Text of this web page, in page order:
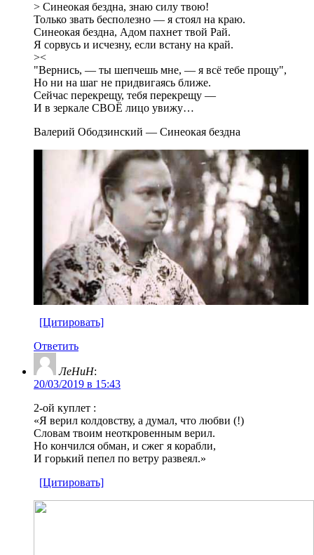
> Синеокая бездна, знаю силу твою!
Только звать бесполезно — я стоял на краю.
Синеокая бездна, Адом пахнет твой Рай.
Я сорвусь и исчезну, если встану на край.
><
"Вернись, — ты шепчешь мне, — я всё тебе прощу",
Но ни на шаг не придвигаясь ближе.
Сейчас перекрещу, тебя перекрещу —
И в зеркале СВОЁ лицо увижу…
Валерий Ободзинский — Синеокая бездна
[Цитировать]
Ответить
ЛеНиН:
20/03/2019 в 15:43
2-ой куплет :
«Я верил колдовству, а думал, что любви (!)
Словам твоим неоткровенным верил.
Но кончился обман, и сжег я корабли,
И горький пепел по ветру развеял.»
[Цитировать]